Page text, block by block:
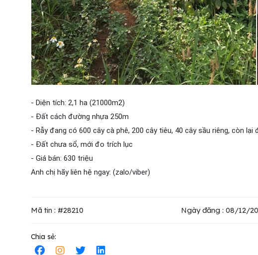
- Diện tích: 2,1 ha (21000m2)
- Đất cách đường nhựa 250m
- Rẫy đang có 600 cây cà phê, 200 cây tiêu, 40 cây sầu riêng, còn lại
- Đất chưa sổ, mới đo trích lục
- Giá bán: 630 triệu
Anh chị hãy liên hệ ngay: (zalo/viber)
Mã tin : #28210 Ngày đăng : 08/12/
Chia sẻ: